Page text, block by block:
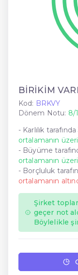
BİRİKİM
Kod: BRKVY
Dönem Notu: 8/
- Karlılık
ortalamanın
- Büyüme
ortalamanın
- Borçluluk
ortalamanın
Şirket
geçer not
Böylelikle